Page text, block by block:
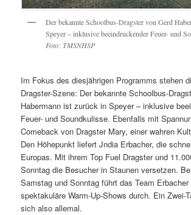
Der bekannte Schoolbus-Dragster von Gerd
Speyer – inklusive beeindruckender Feuer- und
Foto: TMSNHSP
Im Fokus des diesjährigen Programms stehen
Dragster-Szene: Der bekannte Schoolbus-
Habermann ist zurück in Speyer – inklusive
Feuer- und Soundkulisse. Ebenfalls mit
Comeback von Dragster Mary, einer wahren
Den Höhepunkt liefert Jndia Erbacher, die
Europas. Mit ihrem Top Fuel Dragster und
Sonntag die Besucher in Staunen versetzen.
Samstag und Sonntag führt das Team Erbacher
spektakuläre Warm-Up-Shows durch. Ein Zwei-
sich also allemal.